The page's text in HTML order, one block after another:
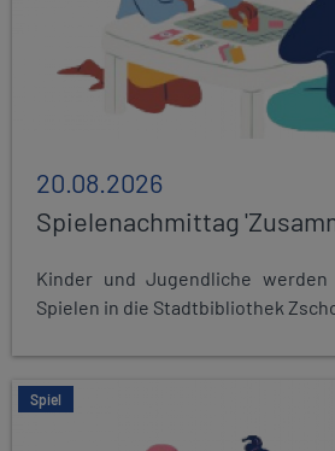
20.08.2026
Spielenachmittag
Kinder und Jugendliche werden
Spielen in die Stadtbibliothek
Spiel